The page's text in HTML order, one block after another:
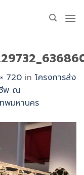
720 in โครงการส่ง
ชีพ ณ
พมหานคร